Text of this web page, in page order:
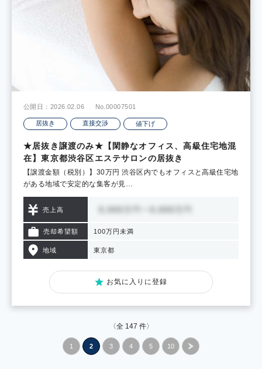
公開日：2026.02.06 No.00007501
居抜き 直接交渉 値下げ
★居抜き譲渡のみ★【閑静なオフィス、高級住宅地混
在】東京都渋谷区エステサロンの居抜き
【譲渡金額（税別）】30万円 渋谷区内でもオフィスと高級住宅地
がある地域で安定的な集客が見…
売上高
売却希望額 100万円未満
地域 東京都
お気に入りに登録
〈全 147 件〉
1 2 3 4 5 10 »